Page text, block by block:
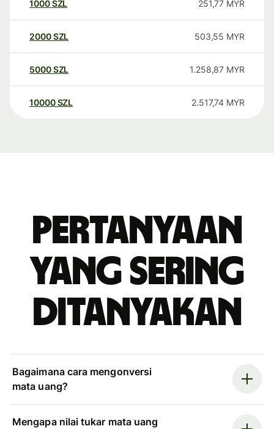
1000SZL 251,77 MYR
2000SZL 503,55 MYR
5000SZL 1.258,87 MYR
10000 SZL 2.517,74 MYR
Pertanyaan
yang sering
ditanyakan
Bagaimana cara mengonversi
mata uang?
Mengapa nilai tukar mata uang